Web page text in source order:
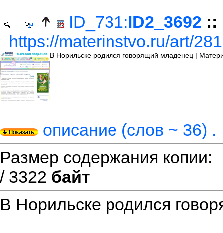
ID_731:ID2_3692 ::
https://materinstvo.ru/art/
В Норильске родился говорящий младенец |
описание (слов ~ 36) .
Размер содержания
/ 3322 байт
В Норильске родился